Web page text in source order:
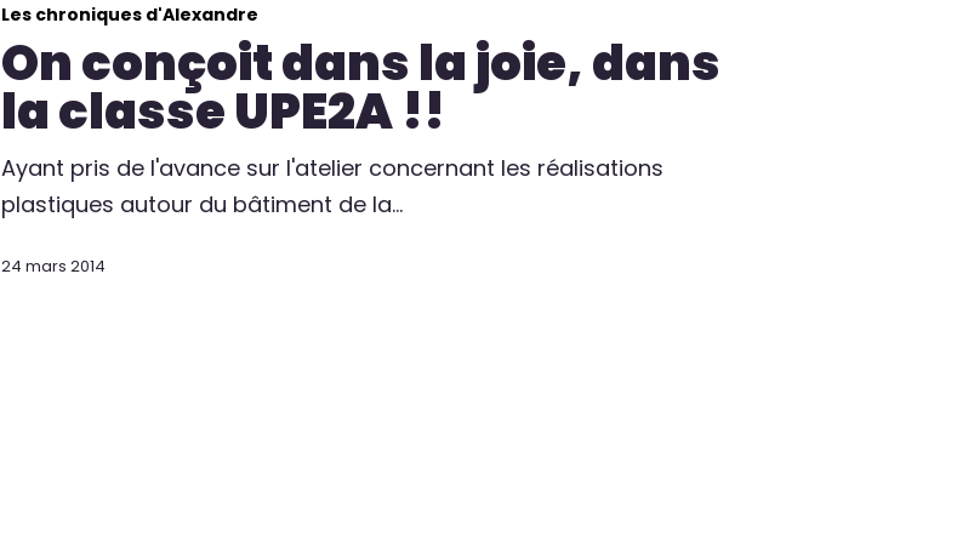
Les chroniques d'Alexandre
On conçoit dans la joie, dans
la classe UPE2A !!
Ayant pris de l'avance sur l'atelier concernant les réalisations
plastiques autour du bâtiment de la…
24 mars 2014